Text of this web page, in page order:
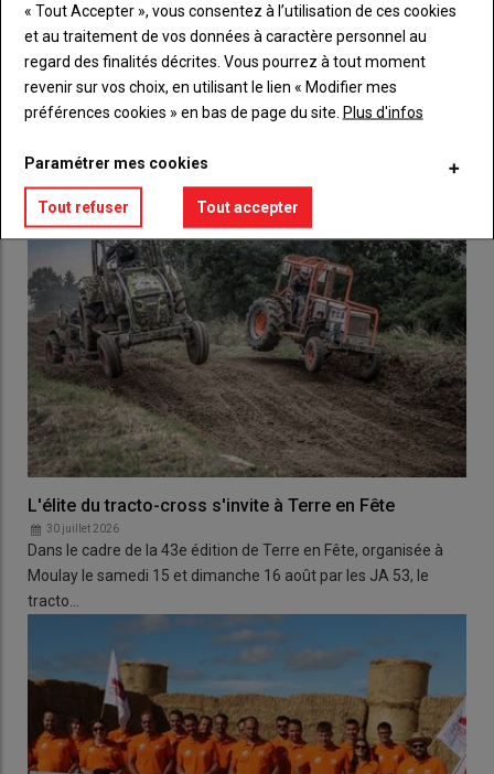
Lien Créez un compte
LES PLUS LUS
L'élite du tracto-cross s'invite à Terre en Fête
30 juillet 2026
Dans le cadre de la 43e édition de Terre en Fête, organisée à
Moulay le samedi 15 et dimanche 16 août par les JA 53, le
tracto…
« Tout Accepter », vous consentez à l’utilisation de ces cookies
et au traitement de vos données à caractère personnel au
regard des finalités décrites. Vous pourrez à tout moment
revenir sur vos choix, en utilisant le lien « Modifier mes
préférences cookies » en bas de page du site. Plus d'infos
Paramétrer mes cookies
Tout refuser Tout accepter